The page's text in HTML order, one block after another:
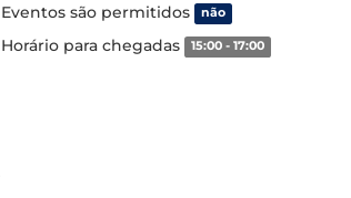
Eventos são permitidos não
Horário para chegadas 15:00 - 17:00